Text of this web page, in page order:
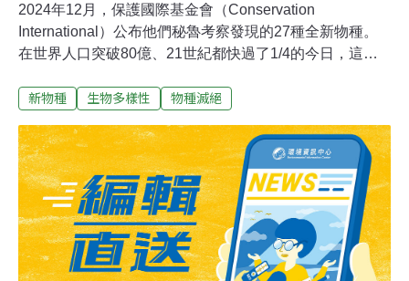
2024年12月，保護國際基金會（Conservation
International）公布他們秘魯考察發現的27種全新物種。
在世界人口突破80億、21世紀都快過了1/4的今日，這消
現與保護。自然寶藏 38天發現27種新生物《史密森尼》
年6至7月在秘魯奧托梅奧（Alto Mayo）進行38天考察，
一口氣發現27種全新物種，包含四種哺乳動物、八種魚
類、三種兩棲類還有10種蝴蝶等，成為2024年底生物界的
大驚喜。團隊發表了474頁的完整報告。奧托梅奧不是人
跡罕至的地區，這塊夾在安地斯山脈與亞馬遜雨林之間的
森林地帶，住有28萬人，村莊散布在森林和溪流之間。保
護國際基金會快速評估計畫主任拉森（Trond Larsen）告
新物種 生物多樣性 物種滅絕